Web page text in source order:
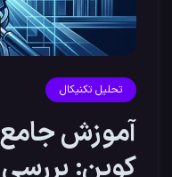
تحلیل تکنیکال
آموزش
کوین: